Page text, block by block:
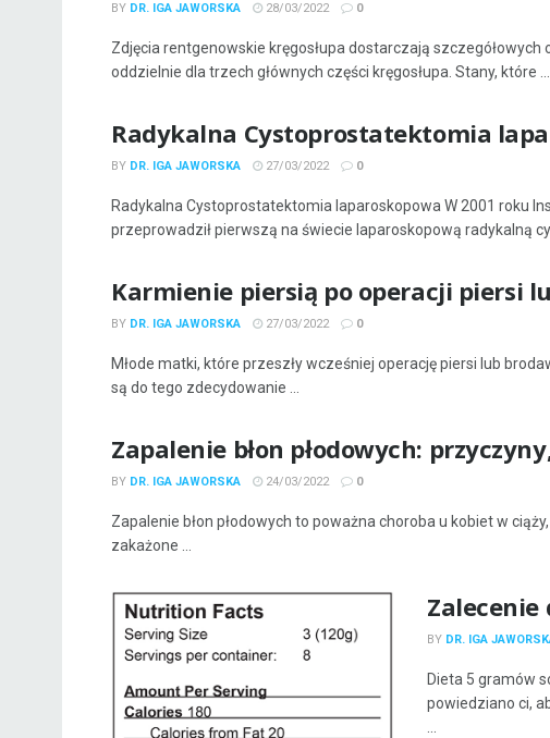
BY DR. IGA JAWORSKA 28/03/2022 0
Zdjęcia rentgenowskie kręgosłupa dostarczają
oddzielnie dla trzech głównych części kręgosłupa. Stany, które ...
Radykalna Cystoprostatektomia
BY DR. IGA JAWORSKA 27/03/2022 0
Radykalna Cystoprostatektomia laparoskopowa W 2001 roku
przeprowadził pierwszą na świecie laparoskopową radykalną
Karmienie piersią po operacji piersi
BY DR. IGA JAWORSKA 27/03/2022 0
Młode matki, które przeszły wcześniej operację piersi lub
są do tego zdecydowanie ...
Zapalenie błon płodowych:
BY DR. IGA JAWORSKA 24/03/2022 0
Zapalenie błon płodowych to poważna choroba u kobiet w
zakażone ...
Zalecenie
BY DR. IGA
Dieta 5 gramów
powiedziano ci,